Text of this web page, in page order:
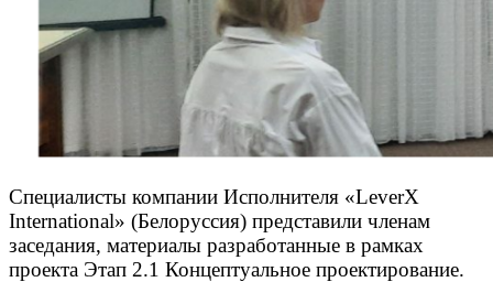
Специалисты компании Исполнителя «LeverX
International» (Белоруссия) представили членам
заседания, материалы разработанные в рамках
проекта Этап 2.1 Концептуальное проектирование.